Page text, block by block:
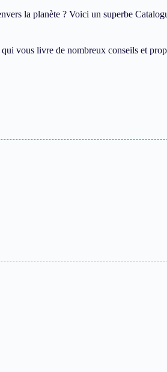
la planète ? Voici un superbe
vous livre de nombreux conseils et